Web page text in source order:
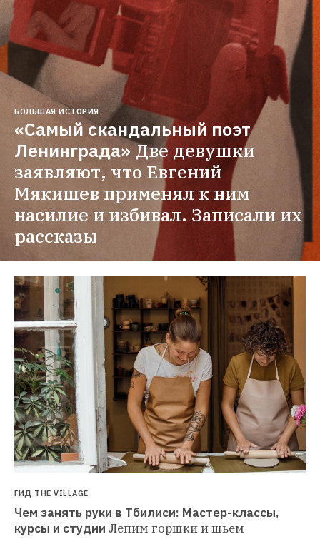
БОЛЬШАЯ ИСТОРИЯ
«Самый скандальный поэт
Ленинграда»Две девушки
заявляют, что Евгений
Мякишев применял к ним
насилие и избивал. Записали их
рассказы
ГИД THE VILLAGE
Чем занять руки в Тбилиси: Мастер-классы,
курсы и студии Лепим горшки и шьем